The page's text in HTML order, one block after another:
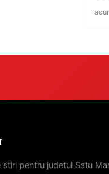
pentru judetul Satu